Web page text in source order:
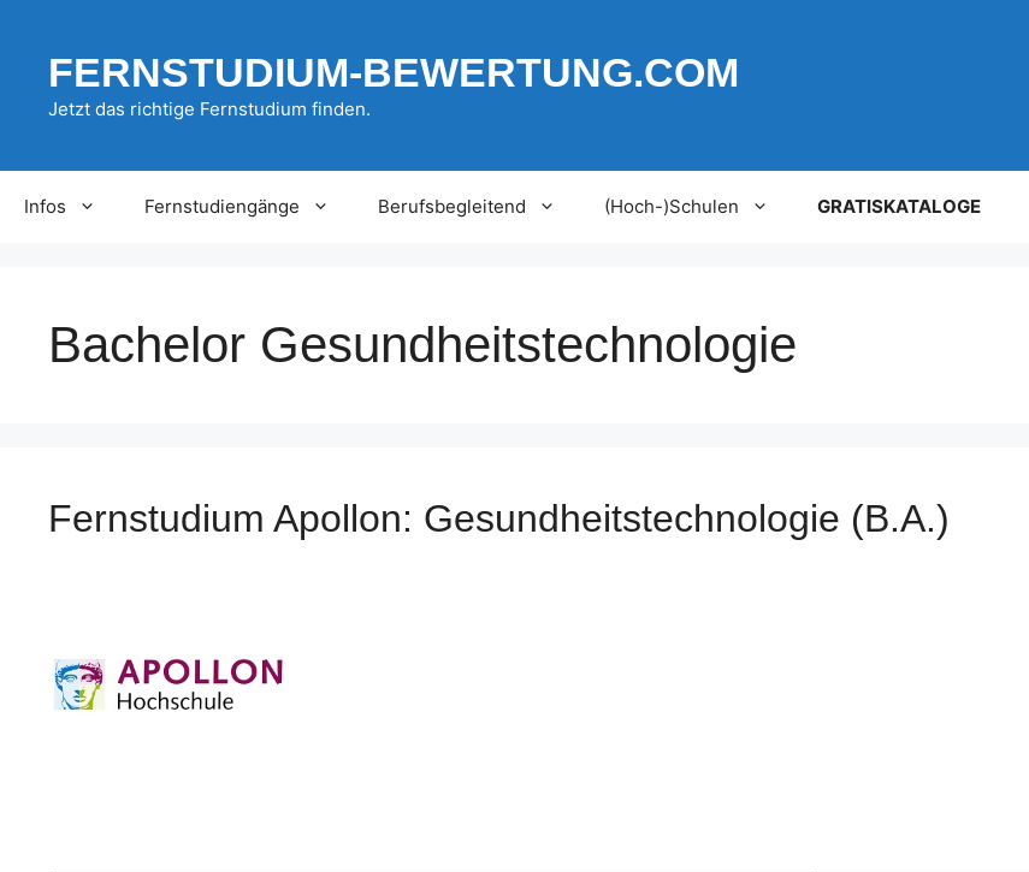
springenFERNSTUDIUM-BEWERTUNG.COM
Jetzt das richtige Fernstudium finden.
Infos Fernstudiengänge Berufsbegleitend (Hoch-)Schulen GRATISKATALOGE
Bachelor Gesundheitstechnologie
Fernstudium Apollon: Gesundheitstechnologie (B.A.)